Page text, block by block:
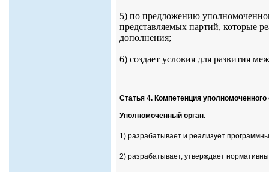
5) по предложению
представляемых партий, которые
дополнения;
6) создает условия для развития
Статья 4. Компетенция уполномоченного
Уполномоченный орган:
1) разрабатывает и реализует
2) разрабатывает, утверждает